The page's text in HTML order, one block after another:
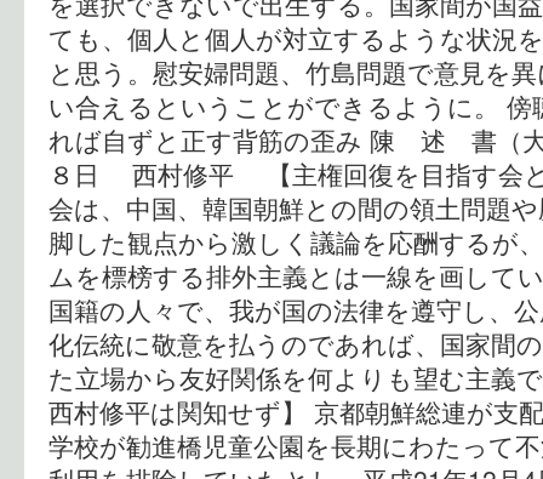
ても、個人と個人が対立するような状況
と思う。慰安婦問題、竹島問題で意見を
い合えるということができるように。
れば自ずと正す背筋の歪み 陳 述 書（
８日 西村修平 【主権回復を目指す会
会は、中国、韓国朝鮮との間の領土問題
脚した観点から激しく議論を応酬するが
ムを標榜する排外主義とは一線を画して
国籍の人々で、我が国の法律を遵守し、
化伝統に敬意を払うのであれば、国家間
た立場から友好関係を何よりも望む主
西村修平は関知せず】 京都朝鮮総連が支
学校が勧進橋児童公園を長期にわたって